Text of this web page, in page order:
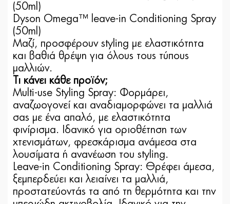
(50ml)
Dyson Omega™ leave-in Conditioning Spray
(50ml)
Μαζί, προσφέρουν styling με ελαστικότητα
και βαθιά θρέψη για όλους τους τύπους
μαλλιών.
Τι κάνει κάθε προϊόν;
Multi-use Styling Spray: Φορμάρει,
αναζωογονεί και αναδιαμορφώνει τα μαλλιά
σας με ένα απαλό, με ελαστικότητα
φινίρισμα. Ιδανικό για οριοθέτηση των
χτενισμάτων, φρεσκάρισμα ανάμεσα στα
λουσίματα ή ανανέωση του styling.
Leave-in Conditioning Spray: Θρέφει άμεσα,
ξεμπερδεύει και λειαίνει τα μαλλιά,
προστατεύοντάς τα από τη θερμότητα και την